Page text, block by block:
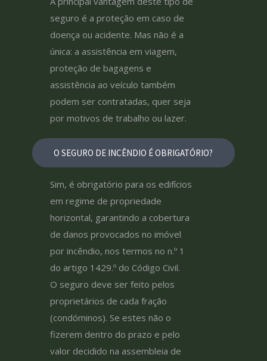
seguro é a proteção em caso de
doença ou acidente. Mas não é a
única: a assistência em viagem,
proteção de bagagens e
assistência ao veículo também
podem ser contratadas, quer seja
por motivos de trabalho ou lazer.
O SEGURO DE INCÊNDIO É OBRIGATÓRIO?
Sim, é obrigatório para os edifícios
em regime de propriedade
horizontal, garantindo a cobertura
de danos provocados no imóvel
por incêndio, nos termos no n.º 1
do artigo 1429.º do Código Civil.
O seguro deve ser feito pelos
proprietários de cada fração
(condóminos). Se estes não o
fizerem dentro do prazo e pelo
valor decidido na assembleia de